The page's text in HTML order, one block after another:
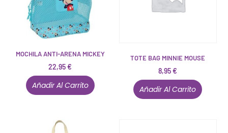
MOCHILA ANTI-ARENA MICKEY
22,95€
Añadir Al Carrito
TOTE BAG MINNIE MOUSE
8,95€
Añadir Al Carrito